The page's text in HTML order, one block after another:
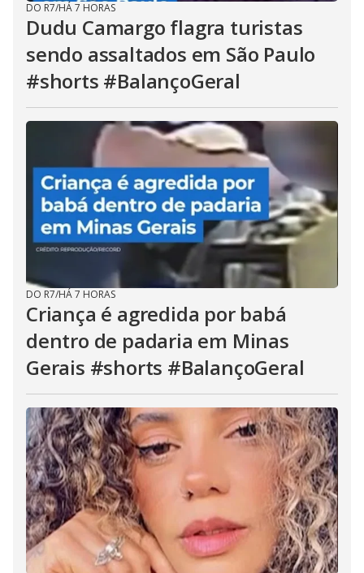
DO R7/HÁ 7 HORAS
Dudu Camargo flagra turistas
sendo assaltados em São Paulo
#shorts #BalançoGeral
DO R7/HÁ 7 HORAS
Criança é agredida por babá
dentro de padaria em Minas
Gerais #shorts #BalançoGeral